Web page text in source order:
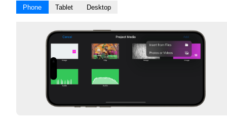
Phone Tablet Desktop